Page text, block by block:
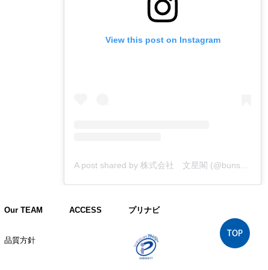
View this post on Instagram
Our TEAM ACCESS プリナビ
品質方針
TOP